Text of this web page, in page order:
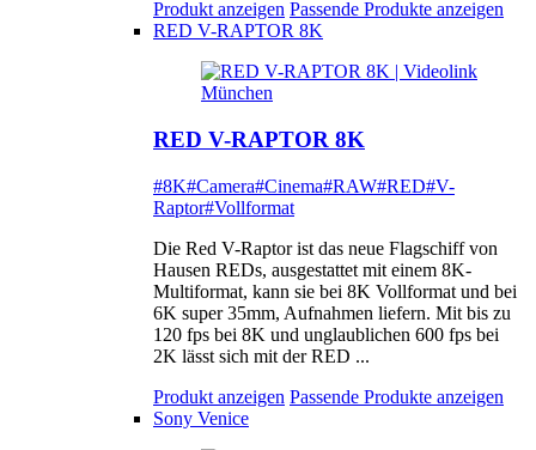
Produkt anzeigen Passende Produkte anzeigen
RED V-RAPTOR 8K
RED V-RAPTOR 8K
#8K#Camera#Cinema#RAW#RED#V-
Raptor#Vollformat
Die Red V-Raptor ist das neue Flagschiff von
Hausen REDs, ausgestattet mit einem 8K-
Multiformat, kann sie bei 8K Vollformat und bei
6K super 35mm, Aufnahmen liefern. Mit bis zu
120 fps bei 8K und unglaublichen 600 fps bei
2K lässt sich mit der RED ...
Produkt anzeigen Passende Produkte anzeigen
Sony Venice